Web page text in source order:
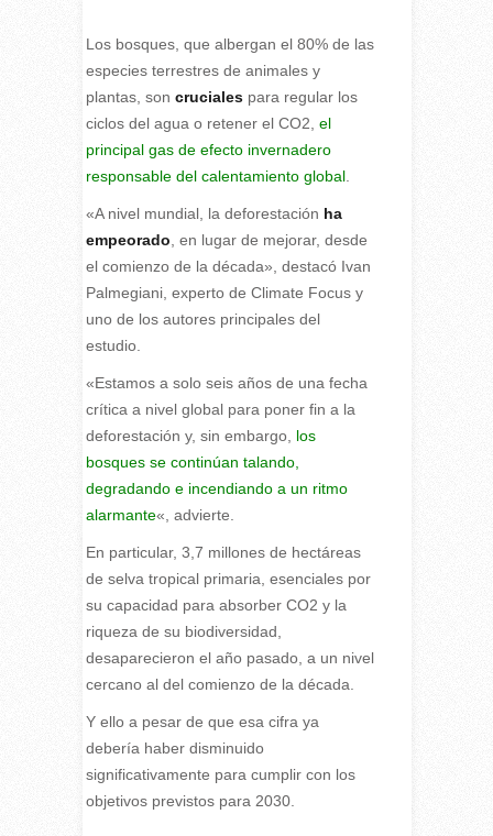
Los bosques, que albergan el 80% de las
especies terrestres de animales y
plantas, son crucialespara regular los
ciclos del agua o retener el CO2, el
principal gas de efecto invernadero
responsable del calentamiento global.
«A nivel mundial, la deforestación ha
empeorado , en lugar de mejorar, desde
el comienzo de la década», destacó Ivan
Palmegiani, experto de Climate Focus y
uno de los autores principales del
estudio.
«Estamos a solo seis años de una fecha
crítica a nivel global para poner fin a la
deforestación y, sin embargo, los
bosques se continúan talando,
degradando e incendiando a un ritmo
alarmante«, advierte.
En particular, 3,7 millones de hectáreas
de selva tropical primaria, esenciales por
su capacidad para absorber CO2 y la
riqueza de su biodiversidad,
desaparecieron el año pasado, a un nivel
cercano al del comienzo de la década.
Y ello a pesar de que esa cifra ya
debería haber disminuido
significativamente para cumplir con los
objetivos previstos para 2030.